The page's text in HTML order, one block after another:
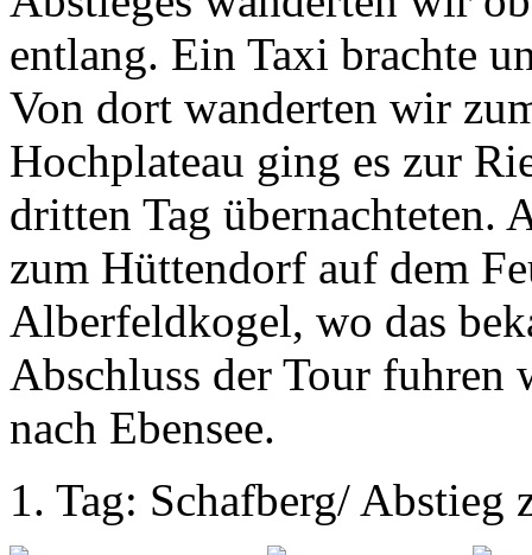
entlang. Ein Taxi brachte
Von dort wanderten wir
Hochplateau ging es zur
dritten Tag übernachteten.
zum Hüttendorf auf dem
Alberfeldkogel, wo das
Abschluss der Tour
nach Ebensee.
1. Tag: Schafberg/ Abstieg